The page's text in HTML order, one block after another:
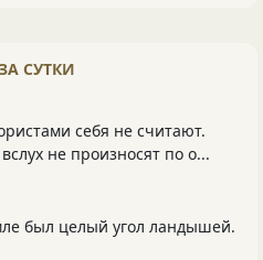
СУТКИ
себя не считают.
не произносят по о...
был целый угол ландышей.